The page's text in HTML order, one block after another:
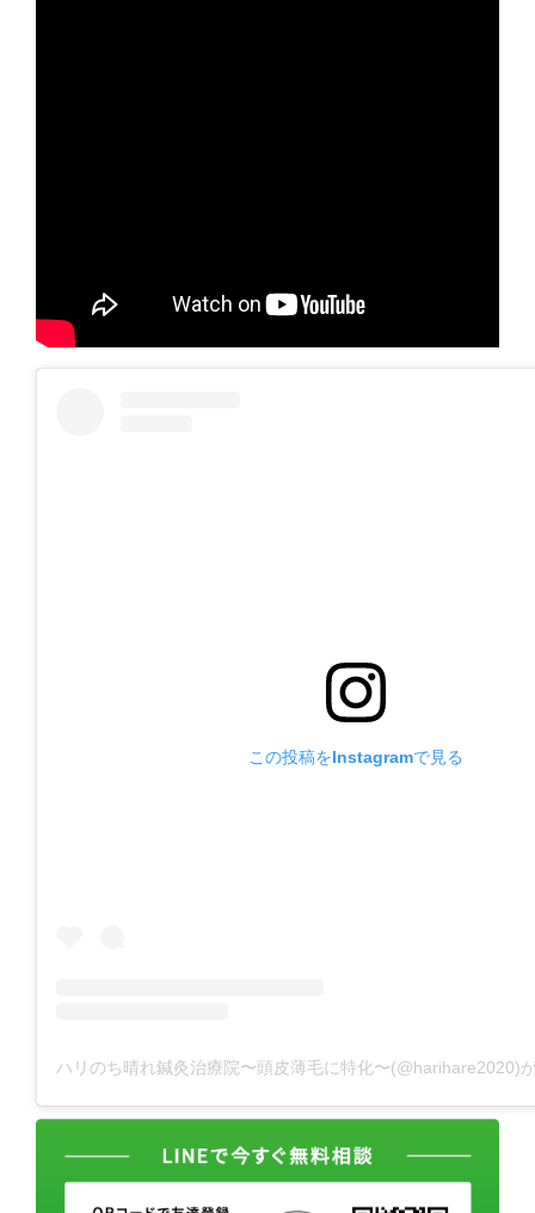
この投稿をInstagramで見る
ハリのち晴れ鍼灸治療院〜頭皮薄毛に特化〜(@harihare2020)